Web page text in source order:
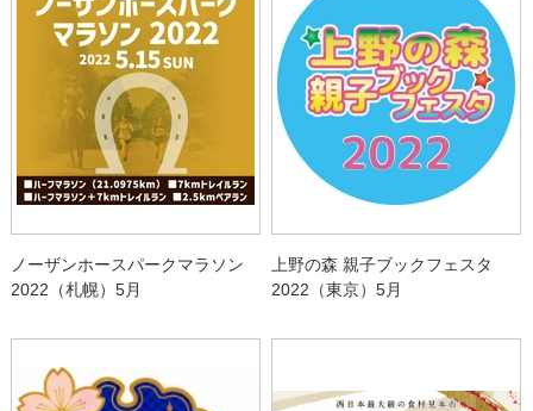
ノーザンホースパークマラソン
2022（札幌）5月
上野の森 親子ブックフェスタ
2022（東京）5月